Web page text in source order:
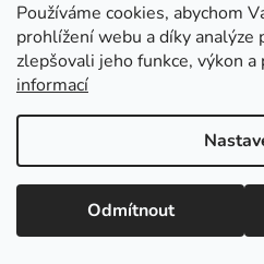
Používáme cookies, abychom
prohlížení webu a díky analýze
zlepšovali jeho funkce, výkon
informací
Odmítnout